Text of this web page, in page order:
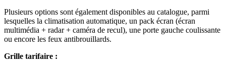
Plusieurs options sont également disponibles au catalogue, parmi
lesquelles la climatisation automatique, un pack écran (écran
multimédia + radar + caméra de recul), une porte gauche coulissante
ou encore les feux antibrouillards.
Grille tarifaire :